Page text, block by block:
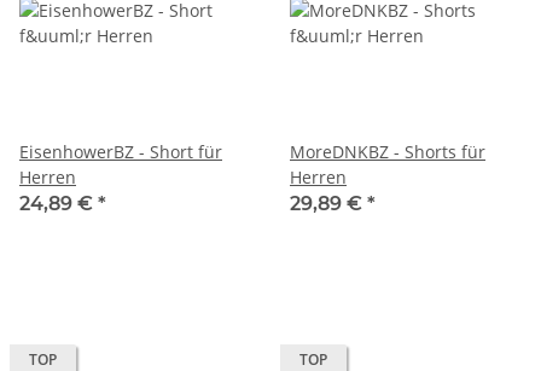
EisenhowerBZ - Short für
Herren
24,89 € *
MoreDNKBZ - Shorts für
Herren
29,89 € *
TOP TOP